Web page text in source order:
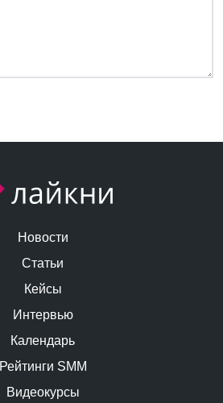
Новости
Статьи
Кейсы
Интервью
Календарь
Рейтинги SMM
Видеокурсы